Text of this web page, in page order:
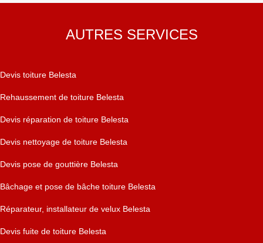
AUTRES SERVICES
Devis toiture Belesta
Rehaussement de toiture Belesta
Devis réparation de toiture Belesta
Devis nettoyage de toiture Belesta
Devis pose de gouttière Belesta
Bâchage et pose de bâche toiture Belesta
Réparateur, installateur de velux Belesta
Devis fuite de toiture Belesta